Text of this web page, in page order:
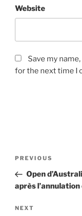
Website
Save my
for the next time I
Previous
Post
PREVIOUS
Open
après
Next
NEXT